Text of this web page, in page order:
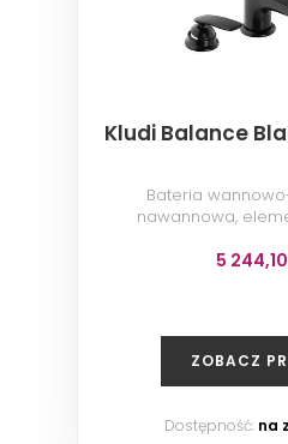
Kludi Balance
Bateria
nawannowa,
5
ZOBACZ
Dostępność: na